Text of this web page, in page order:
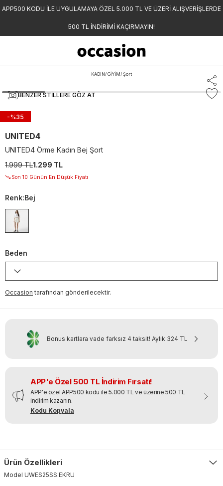
APP500 KODU İLE UYGULAMAYA ÖZEL 5.000 TL VE ÜZERİ ALIŞVERİŞLERDE
500 TL İNDİRİMİ KAÇIRMAYIN!
KADIN/GİYİM/Şort
BENZER STILLERE GÖZ AT
-%35
UNITED4
UNITED4 Örme Kadın Bej Şort
1.999 TL1.299 TL
Son 10 Günün En Düşük Fiyatı
Renk:Bej
Beden
Occasion tarafından gönderilecektir.
Bonus kartlara vade farksız 4 taksit! Aylık 324 TL
APP'e Özel 500 TL İndirim Fırsatı!
APP'e özel APP500 kodu ile 5.000 TL ve üzerine 500 TL
indirim kazanın.
Kodu Kopyala
Ürün Özellikleri
Model UWES25SS.EKRU